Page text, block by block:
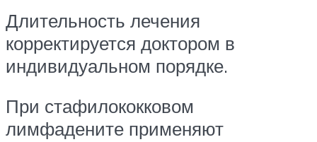
Длительность лечения
корректируется доктором в
индивидуальном порядке.
При стафилококковом
лимфадените применяют